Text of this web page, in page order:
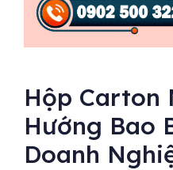
Hộp Carton
Hướng Bao
Doanh